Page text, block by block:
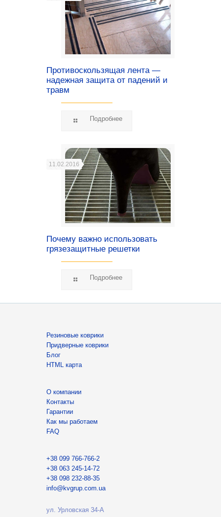
Противоскользящая лента —
надежная защита от падений и
травм
Подробнее
11.02.2016
Почему важно использовать
грязезащитные решетки
Подробнее
Резиновые коврики
Придверные коврики
Блог
HTML карта
О компании
Контакты
Гарантии
Как мы работаем
FAQ
+38 099 766-766-2
+38 063 245-14-72
+38 098 232-88-35
info@kvgrup.com.ua
ул. Урловская 34-А